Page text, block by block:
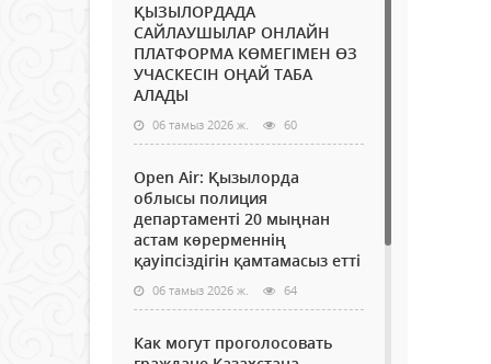
ҚЫЗЫЛОРДАДА
САЙЛАУШЫЛАР ОНЛАЙН
ПЛАТФОРМА КӨМЕГІМЕН ӨЗ
УЧАСКЕСІН ОҢАЙ ТАБА
АЛАДЫ
06 тамыз 2026 ж. 60
Open Air: Қызылорда
облысы полиция
департаменті 20 мыңнан
астам көрерменнің
қауіпсіздігін қамтамасыз етті
06 тамыз 2026 ж. 64
Как могут проголосовать